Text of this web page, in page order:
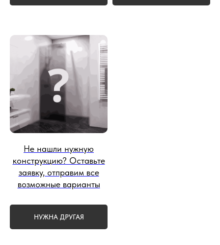
Не нашли нужную
конструкцию? Оставьте
заявку, отправим все
возможные варианты
НУЖНА ДРУГАЯ